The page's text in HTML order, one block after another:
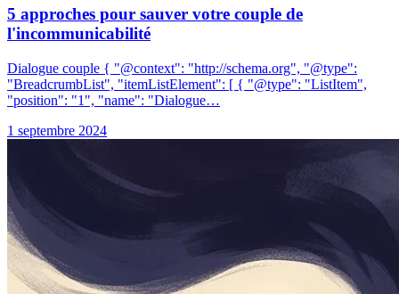
5 approches pour sauver votre couple de
l'incommunicabilité
Dialogue couple { "@context": "http://schema.org", "@type":
"BreadcrumbList", "itemListElement": [ { "@type": "ListItem",
"position": "1", "name": "Dialogue…
1 septembre 2024